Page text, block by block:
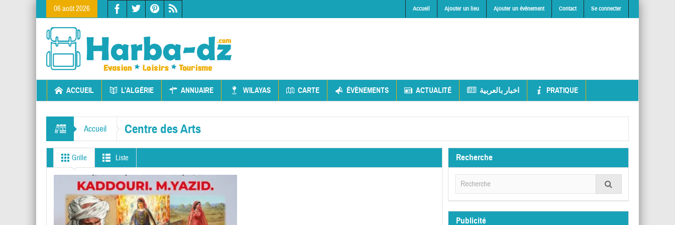
06 août 2026 Accueil Ajouter un lieu Ajouter un évènement Contact Se connecter
ACCUEIL L’ALGÉRIE ANNUAIRE WILAYAS CARTE ÉVÈNEMENTS ACTUALITÉ اخبار بالعربية PRATIQUE
Accueil Centre des Arts
Grille Liste Recherche
Publicité